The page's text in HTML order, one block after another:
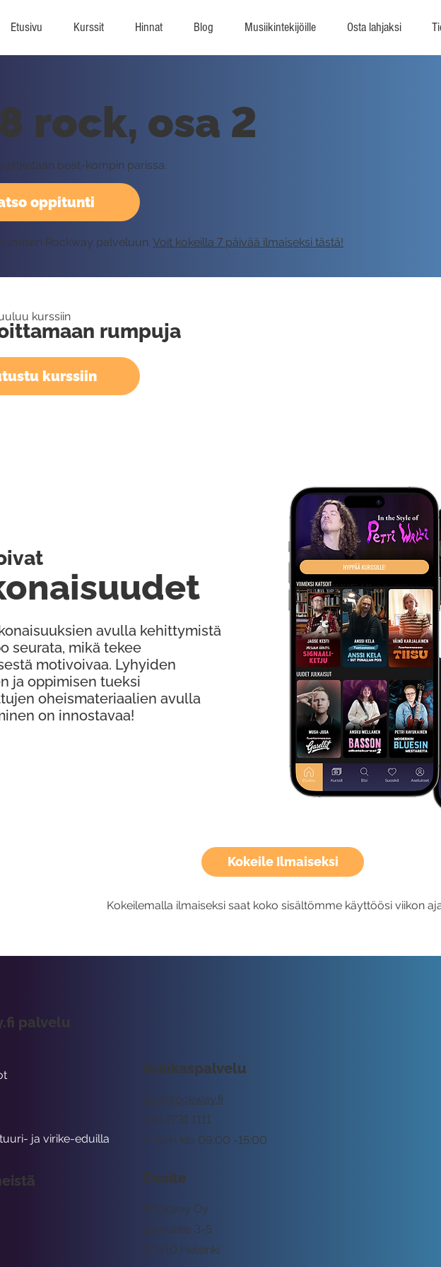
Etusivu Kurssit Hinnat Blog Musiikintekijöille Osta lahjaksi
Kokeile Ilmaiseksi
Kokeilemalla ilmaiseksi saat koko sisältömme käyttöösi viikon
oppitunti
rock, osa 2
jatketaan beat-kompin parissa.
Rockway palveluun. Voit kokeilla 7 päivää ilmaiseksi tästä!
kurssiin
rumpuja
kurssiin
avulla kehittymistä
seurata, mikä tekee
motivoivaa. Lyhyiden
ja oppimisen tueksi
oheismateriaalien avulla
on innostavaa!
Asiakaspalvelu
tuki@rockway.fi
Arkisin klo 09:00 -15:00
045 7731 1111
Osoite
Rockway Oy
Lemuntie 3-5
00510 Helsinki
palvelu
ja virike-eduilla